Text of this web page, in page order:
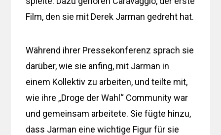
Film, den sie mit Derek Jarman gedreht hat.
Während ihrer Pressekonferenz sprach sie
darüber, wie sie anfing, mit Jarman in
einem Kollektiv zu arbeiten, und teilte mit,
wie ihre „Droge der Wahl“ Community war
und gemeinsam arbeitete. Sie fügte hinzu,
dass Jarman eine wichtige Figur für sie